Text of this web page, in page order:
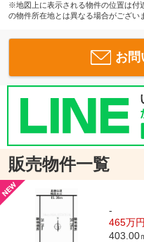
※地図上に表示される物件の位置は付
の物件所在地とは異なる場合がござい
お問
販売物件一覧
-
465万円
403.00